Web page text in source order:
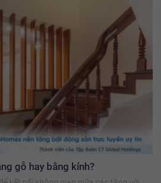
gỗ hay bằng kính?